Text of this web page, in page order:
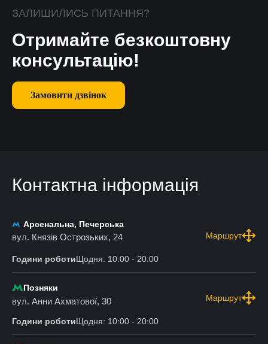
ЗАЛИШИЛИСЬ ПИТАННЯ?
Отримайте безкоштовну
консультацію!
Замовити дзвінок
Контактна інформація
Арсенальна, Печерська
вул. Князів Острозьких, 24 Маршрут
Години роботиЩодня: 10:00 - 20:00
Позняки
вул. Анни Ахматової, 30 Маршрут
Години роботиЩодня: 10:00 - 20:00